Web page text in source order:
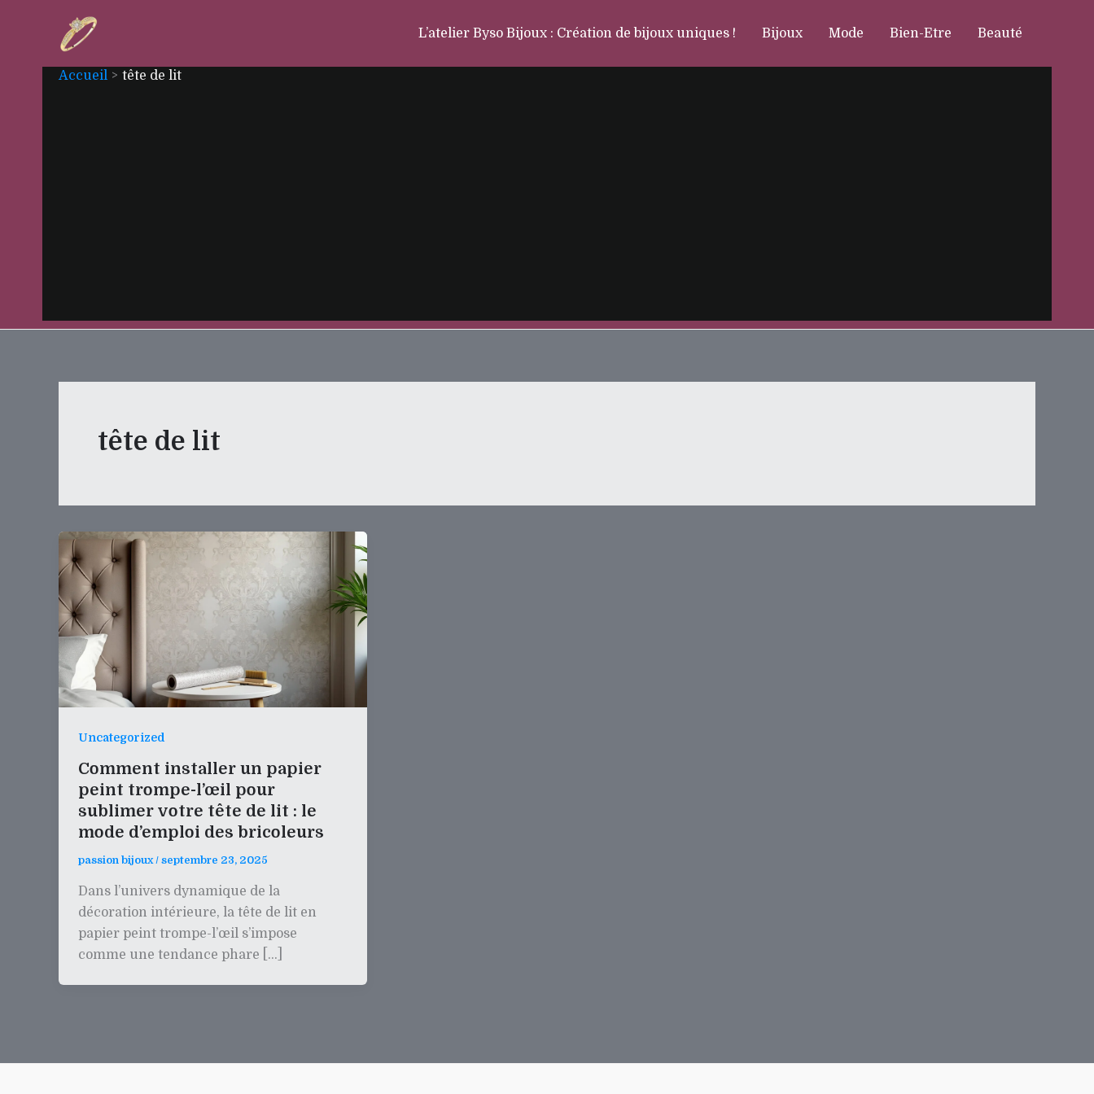
L’atelier Byso Bijoux : Création de bijoux uniques ! Bijoux Mode Bien-Etre Beauté
Accueil tête de lit
tête de lit
Uncategorized
Comment installer un papier
peint trompe-l’œil pour
sublimer votre tête de lit : le
mode d’emploi des bricoleurs
passion bijoux/ septembre 23, 2025
Dans l’univers dynamique de la
décoration intérieure, la tête de lit en
papier peint trompe-l’œil s’impose
comme une tendance phare […]